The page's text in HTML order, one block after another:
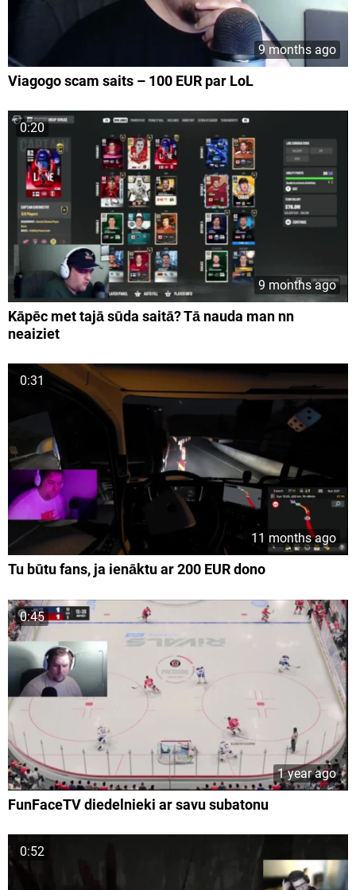
9 months ago
Viagogo scam saits – 100 EUR par LoL
0:20
9 months ago
Kāpēc met tajā sūda saitā? Tā nauda man nn
neaiziet
0:31
11 months ago
Tu būtu fans, ja ienāktu ar 200 EUR dono
0:45
1 year ago
FunFaceTV diedelnieki ar savu subatonu
0:52